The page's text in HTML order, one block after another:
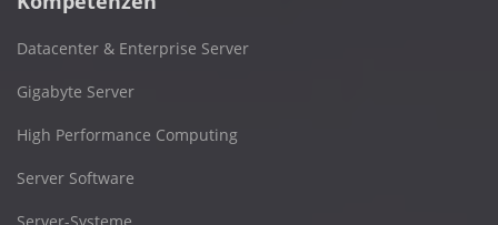
Datacenter & Enterprise Server
Gigabyte Server
High Performance Computing
Server Software
Server-Systeme